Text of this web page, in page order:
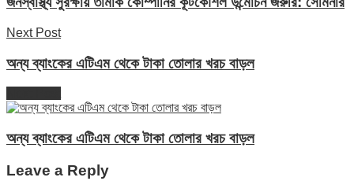
Next Post
অন্য ব্যাংকের এটিএম থেকে টাকা তোলার খরচ বাড়ল
অন্য ব্যাংকের এটিএম থেকে টাকা তোলার খরচ বাড়ল
Leave a Reply